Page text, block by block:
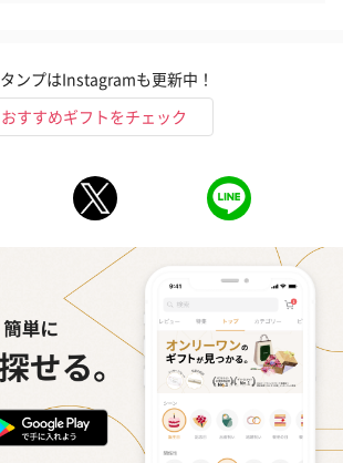
タンプはInstagramも更新中！
おすすめギフトをチェック